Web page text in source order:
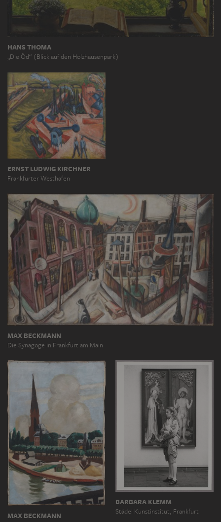
HANS THOMA
„Die Öd“ (Blick auf den Holzhausenpark)
ERNST LUDWIG KIRCHNER
Frankfurter Westhafen
MAX BECKMANN
Die Synagoge in Frankfurt am Main
MAX BECKMANN
BARBARA KLEMM
Städel Kunstinstitut, Frankfurt